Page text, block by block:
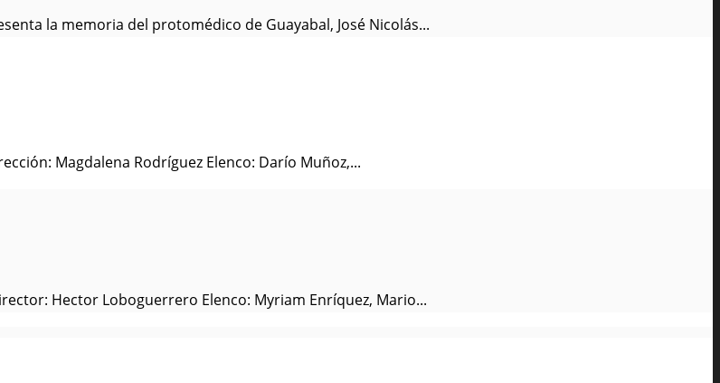
la memoria del protomédico de Guayabal, José Nicolás...
Magdalena Rodríguez Elenco: Darío Muñoz,...
Hector Loboguerrero Elenco: Myriam Enríquez, Mario...